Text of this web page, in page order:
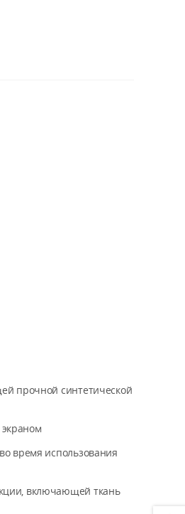
прочной синтетической
время использования
включающей ткань